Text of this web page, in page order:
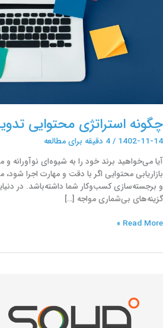
چگونه استراتژی محتوایی
1402-11-14
/4 دقیقه برای مطالعه
آیا می‌خواهید برند خود را به شیوه‌ای نوآورانه و
بازاریابی محتوایی اگر با دقت و مهارت اجرا
و برجسته‌سازی کسب‌وکار شما داشته‌باشد. در
گزینه‌های بی‌شماری مواجه […]
Read More »